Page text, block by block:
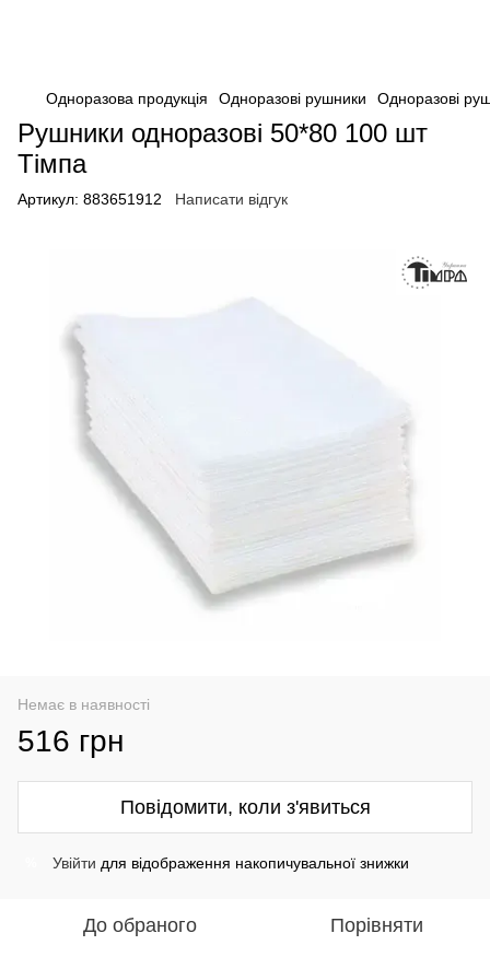
Одноразова продукція Одноразові рушники Одноразові
Рушники одноразові 50*80 100 шт
Тімпа
Артикул: 883651912 Написати відгук
Немає в наявності
516 грн
Повідомити, коли з'явиться
Увійти для відображення накопичувальної знижки
До обраного Порівняти